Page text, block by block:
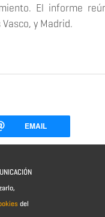
El informe
y Madrid.
EMAIL
del